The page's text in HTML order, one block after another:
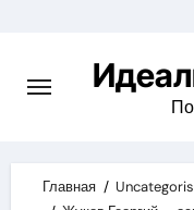
content
Главная